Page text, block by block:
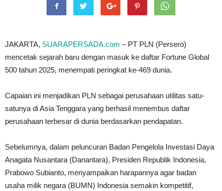
JAKARTA, SUARAPERSADA.com – PT PLN (Persero)
mencetak sejarah baru dengan masuk ke daftar Fortune Global
500 tahun 2025, menempati peringkat ke-469 dunia.
Capaian ini menjadikan PLN sebagai perusahaan utilitas satu-
satunya di Asia Tenggara yang berhasil menembus daftar
perusahaan terbesar di dunia berdasarkan pendapatan.
Sebelumnya, dalam peluncuran Badan Pengelola Investasi Daya
Anagata Nusantara (Danantara), Presiden Republik Indonesia,
Prabowo Subianto, menyampaikan harapannya agar badan
usaha milik negara (BUMN) Indonesia semakin kompetitif,